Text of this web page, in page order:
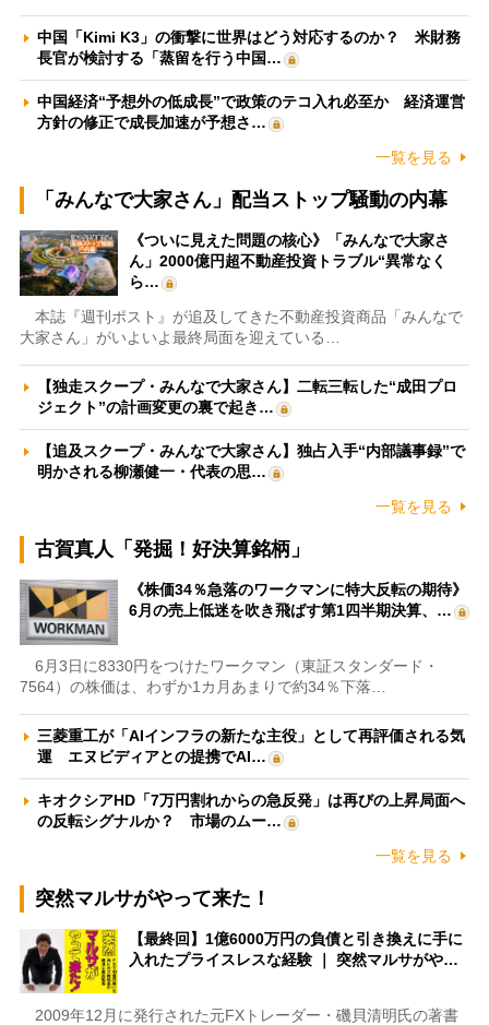
中国「Kimi K3」の衝撃に世界はどう対応するのか？ 米財務
長官が検討する「蒸留を行う中国…
中国経済“予想外の低成長”で政策のテコ入れ必至か 経済運営
方針の修正で成長加速が予想さ…
一覧を見る
「みんなで大家さん」配当ストップ騒動の内幕
《ついに見えた問題の核心》「みんなで大家さ
ん」2000億円超不動産投資トラブル“異常なく
ら…
本誌『週刊ポスト』が追及してきた不動産投資商品「みんなで
大家さん」がいよいよ最終局面を迎えている…
【独走スクープ・みんなで大家さん】二転三転した“成田プロ
ジェクト”の計画変更の裏で起き…
【追及スクープ・みんなで大家さん】独占入手“内部議事録”で
明かされる柳瀬健一・代表の思…
一覧を見る
古賀真人「発掘！好決算銘柄」
《株価34％急落のワークマンに特大反転の期待》
6月の売上低迷を吹き飛ばす第1四半期決算、…
6月3日に8330円をつけたワークマン（東証スタンダード・
7564）の株価は、わずか1カ月あまりで約34％下落…
三菱重工が「AIインフラの新たな主役」として再評価される気
運 エヌビディアとの提携でAI…
キオクシアHD「7万円割れからの急反発」は再びの上昇局面へ
の反転シグナルか？ 市場のムー…
一覧を見る
突然マルサがやって来た！
【最終回】1億6000万円の負債と引き換えに手に
入れたプライスレスな経験 ｜ 突然マルサがや…
2009年12月に発行された元FXトレーダー・磯貝清明氏の著書